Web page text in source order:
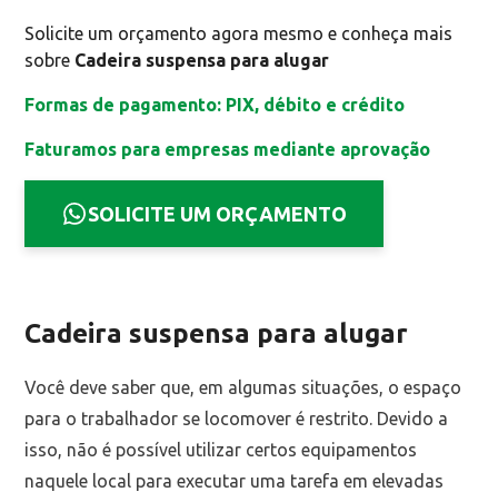
Solicite um orçamento agora mesmo e conheça mais
sobre Cadeira suspensa para alugar
Formas de pagamento: PIX, débito e crédito
Faturamos para empresas mediante aprovação
SOLICITE UM ORÇAMENTO
Cadeira suspensa para alugar
Você deve saber que, em algumas situações, o espaço
para o trabalhador se locomover é restrito. Devido a
isso, não é possível utilizar certos equipamentos
naquele local para executar uma tarefa em elevadas